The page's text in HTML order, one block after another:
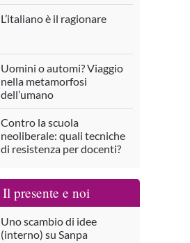
L’italiano è il ragionare
Uomini o automi? Viaggio
nella metamorfosi
dell’umano
Contro la scuola
neoliberale: quali tecniche
di resistenza per docenti?
Il presente e noi
Uno scambio di idee
(interno) su Sanpa